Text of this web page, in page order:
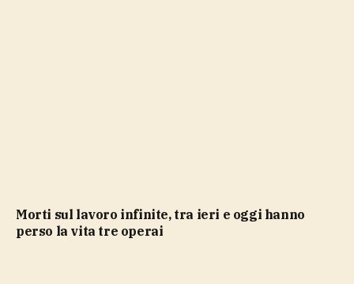
Morti sul lavoro infinite, tra ieri e oggi hanno
perso la vita tre operai